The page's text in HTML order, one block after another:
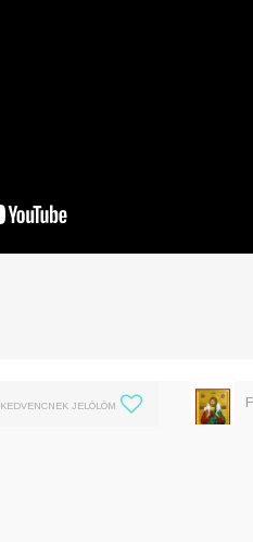
KEDVENCNEK JELÖLÖM